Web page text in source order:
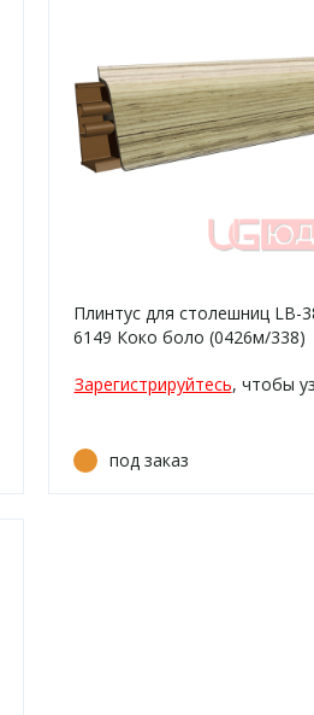
Плинтус для столешниц LB-
6149 Коко боло (0426м/338)
Зарегистрируйтесь, чтобы
под заказ